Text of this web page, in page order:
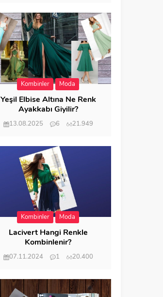
Kombinler Moda
Yeşil Elbise Altına Ne Renk
Ayakkabı Giyilir?
13.08.2025 6 21.949
Kombinler Moda
Lacivert Hangi Renkle
Kombinlenir?
07.11.2024 1 20.400